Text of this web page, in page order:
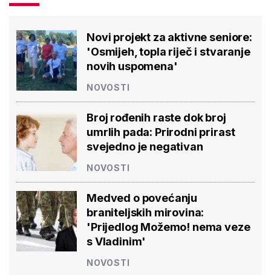
Novi projekt za aktivne seniore:
'Osmijeh, topla riječ i stvaranje
novih uspomena'
NOVOSTI
Broj rođenih raste dok broj
umrlih pada: Prirodni prirast
svejedno je negativan
NOVOSTI
Medved o povećanju
braniteljskih mirovina:
'Prijedlog Možemo! nema veze
s Vladinim'
NOVOSTI